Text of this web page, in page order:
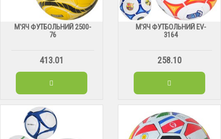
М'ЯЧ ФУТБОЛЬНИЙ 2500-
76
413.01
М'ЯЧ ФУТБОЛЬНИЙ EV-
3164
258.10